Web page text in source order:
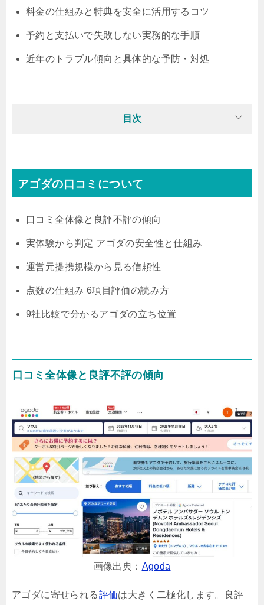
料金の仕組みと特典を安全に活用するコツ
予約と支払いで失敗しない実務的な手順
近年のトラブル傾向と具体的な予防・対処
目次
アゴダの口コミについて
口コミ全体像と良評不評の傾向
実体験から判定 アゴダの安全性と仕組み
運営元提携規模から見る信頼性
点数の仕組み 6項目評価の読み方
9社比較で分かるアゴダの立ち位置
口コミ全体像と良評不評の傾向
画像出典： Agoda
アゴダに寄せられる評価は大きく二極化します。良評